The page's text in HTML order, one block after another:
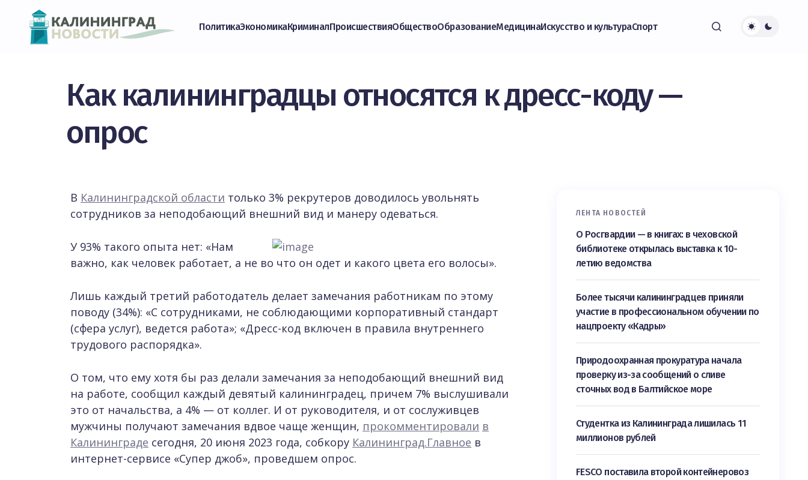
ПолитикаЭкономикаКриминалПроисшествияОбществоОбразованиеМедицинаИскусство и культураСпорт
Как калининградцы относятся к дресс-коду —
опрос
В Калининградской области только 3% рекрутеров доводилось увольнять
сотрудников за неподобающий внешний вид и манеру одеваться.
У 93% такого опыта нет: «Нам
важно, как человек работает, а не во что он одет и какого цвета его волосы».
Лишь каждый третий работодатель делает замечания работникам по этому
поводу (34%): «С сотрудниками, не соблюдающими корпоративный стандарт
(сфера услуг), ведется работа»; «Дресс-код включен в правила внутреннего
трудового распорядка».
О том, что ему хотя бы раз делали замечания за неподобающий внешний вид
на работе, сообщил каждый девятый калининградец, причем 7% выслушивали
это от начальства, а 4% — от коллег. И от руководителя, и от сослуживцев
мужчины получают замечания вдвое чаще женщин, прокомментировали в
Калининграде сегодня, 20 июня 2023 года, собкору Калининград.Главное в
интернет-сервисе «Супер джоб», проведшем опрос.
ЛЕНТА НОВОСТЕЙ
О Росгвардии — в книгах: в чеховской
библиотеке открылась выставка к 10-
летию ведомства
Более тысячи калининградцев приняли
участие в профессиональном обучении по
нацпроекту «Кадры»
Природоохранная прокуратура начала
проверку из-за сообщений о сливе
сточных вод в Балтийское море
Студентка из Калининграда лишилась 11
миллионов рублей
FESCO поставила второй контейнеровоз